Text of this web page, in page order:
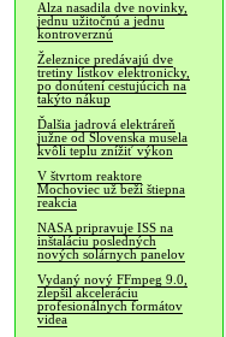
Alza nasadila dve novinky,
jednu užitočnú a jednu
kontroverznú
Železnice predávajú dve
tretiny lístkov elektronicky,
po donútení cestujúcich na
takýto nákup
Ďalšia jadrová elektráreň
južne od Slovenska musela
kvôli teplu znížiť výkon
V štvrtom reaktore
Mochoviec už beží štiepna
reakcia
NASA pripravuje ISS na
inštaláciu posledných
nových solárnych panelov
Vydaný nový FFmpeg 9.0,
zlepšil akceleráciu
profesionálnych formátov
videa